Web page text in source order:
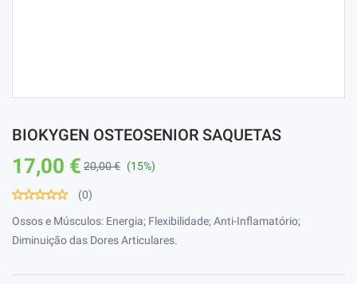
BIOKYGEN OSTEOSENIOR SAQUETAS
17,00 € 20,00 € (15%)
(0)
Ossos e Músculos: Energia; Flexibilidade; Anti-Inflamatório;
Diminuição das Dores Articulares.